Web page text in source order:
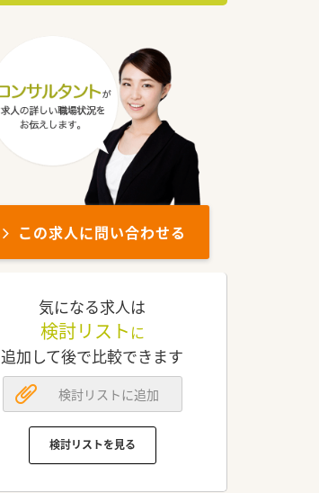
この求人に問い合わせる
気になる求人は
検討リスト に
追加して後で比較できます
検討リストに追加
検討リストを見る